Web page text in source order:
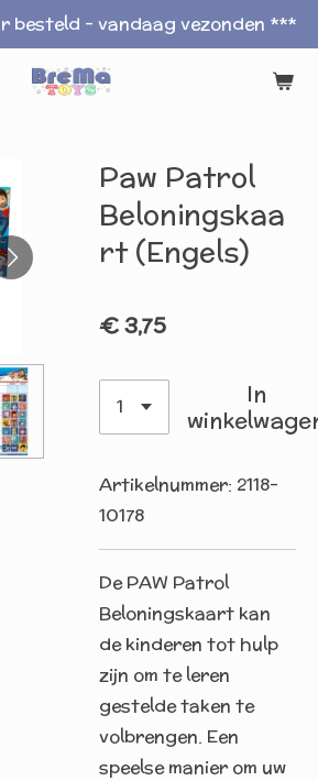
besteld - vandaag vezonden ***
Paw Patrol
Beloningskaa
rt (Engels)
€ 3,75
In
Artikelnummer: 2118-
10178
De PAW Patrol
Beloningskaart kan
de kinderen tot hulp
zijn om te leren
gestelde taken te
volbrengen. Een
speelse manier om uw